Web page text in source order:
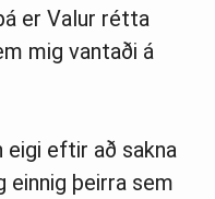
er Valur rétta
mig vantaði á
eigi eftir að sakna
einnig þeirra sem